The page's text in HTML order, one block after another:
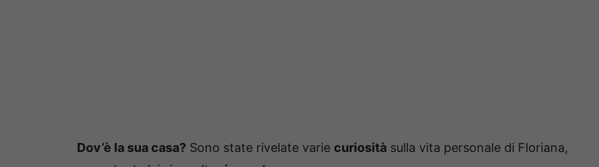
Dov’è la sua casa? Sono state rivelate varie curiosità sulla vita personale di Floriana,